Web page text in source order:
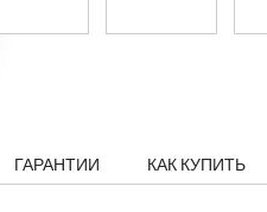
ГАРАНТИИ КАК КУПИТЬ